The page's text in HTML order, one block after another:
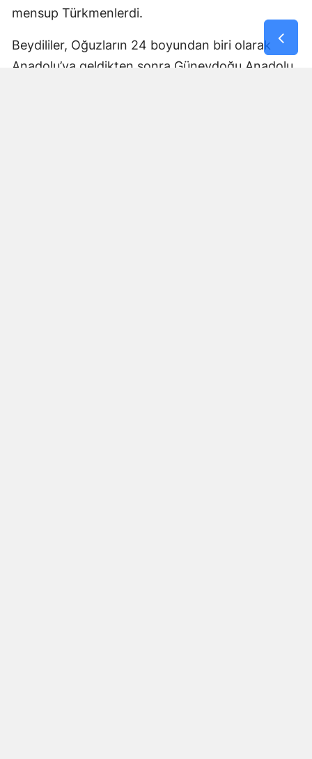
mensup Türkmenlerdi.
Beydililer, Oğuzların 24 boyundan biri olarak
Anadolu’ya geldikten sonra Güneydoğu Anadolu